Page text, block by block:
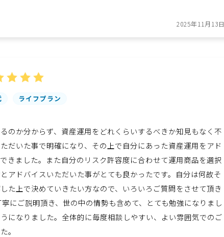
2025年11月13日
ライフプラン
のか分からず、資産運用をどれくらいするべきか知見もなく不
だいた事で明確になり、その上で自分にあった資産運用をアド
きました。また自分のリスク許容度に合わせて運用商品を選択
アドバイスいただいた事がとても良かったです。自分は何故そ
た上で決めていきたい方なので、いろいろご質問をさせて頂き
にご説明頂き、世の中の情勢も含めて、とても勉強になりまし
になりました。全体的に毎度相談しやすい、よい雰囲気でのご
。